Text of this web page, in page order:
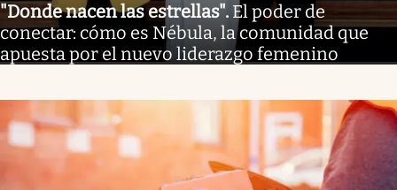
"Donde nacen las estrellas". El poder de
conectar: cómo es Nébula, la comunidad que
apuesta por el nuevo liderazgo femenino